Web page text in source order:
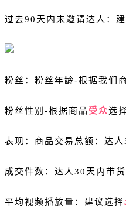
过去90天内未邀请达人：
粉丝：粉丝年龄-根据我们
粉丝性别-根据商品 受众选
表现：商品交易总额：达
成交件数：达人30天内带
平均视频播放量：建议选择